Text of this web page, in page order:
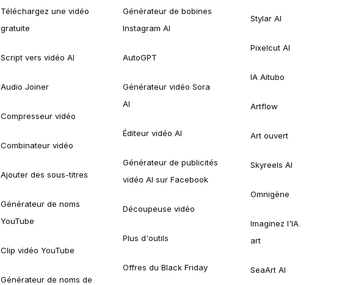
Téléchargez une vidéo
gratuite
Script vers vidéo AI
Audio Joiner
Compresseur vidéo
Combinateur vidéo
Ajouter des sous-titres
Générateur de noms
YouTube
Clip vidéo YouTube
Générateur de noms de
Générateur de bobines
Instagram AI
AutoGPT
Générateur vidéo Sora
AI
Éditeur vidéo AI
Générateur de publicités
vidéo AI sur Facebook
Découpeuse vidéo
Plus d'outils
Offres du Black Friday
Stylar AI
Pixelcut AI
IA Aitubo
Artflow
Art ouvert
Skyreels AI
Omnigène
Imaginez l'IA
art
SeaArt AI